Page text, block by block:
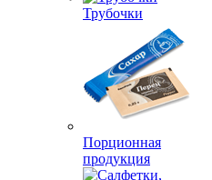
Трубочки
Порционная
продукция